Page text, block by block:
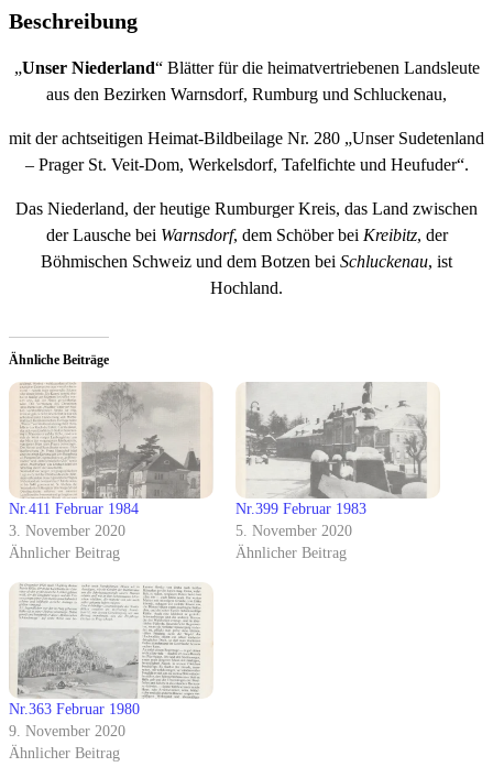
Beschreibung
„Unser Niederland“ Blätter für die heimatvertriebenen Landsleute
aus den Bezirken Warnsdorf, Rumburg und Schluckenau,
mit der achtseitigen Heimat-Bildbeilage Nr. 280 „Unser Sudetenland
– Prager St. Veit-Dom, Werkelsdorf, Tafelfichte und Heufuder“.
Das Niederland, der heutige Rumburger Kreis, das Land zwischen
der Lausche bei Warnsdorf, dem Schöber bei Kreibitz, der
Böhmischen Schweiz und dem Botzen bei Schluckenau, ist
Hochland.
Ähnliche Beiträge
Nr.411 Februar 1984
3. November 2020
Ähnlicher Beitrag
Nr.399 Februar 1983
5. November 2020
Ähnlicher Beitrag
Nr.363 Februar 1980
9. November 2020
Ähnlicher Beitrag